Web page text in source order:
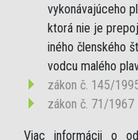
vykonávajúceho
ktorá nie je
iného členského
vodcu malého
zákon č. 145/
zákon č. 71/1967
Viac informácii o